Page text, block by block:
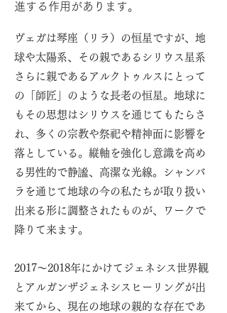
進する作用があります。
ヴェガは琴座（リラ）の恒星ですが、地
球や太陽系、その親であるシリウス星系
さらに親であるアルクトゥルスにとって
の「師匠」のような長老の恒星。地球に
もその思想はシリウスを通じてもたらさ
れ、多くの宗教や祭祀や精神面に影響を
落としている。縦軸を強化し意識を高め
る男性的で静謐、高潔な光線。シャンバ
ラを通じて地球の今の私たちが取り扱い
出来る形に調整されたものが、ワークで
降りて来ます。
2017〜2018年にかけてジェネシス世界観
とアルガンザジェネシスヒーリングが出
来てから、現在の地球の親的な存在であ